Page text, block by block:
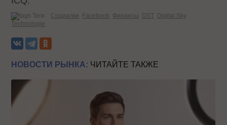
Теги: Социалки Facebook Финансы DST Digital Sky
Technologie
НОВОСТИ РЫНКА: ЧИТАЙТЕ ТАКЖЕ